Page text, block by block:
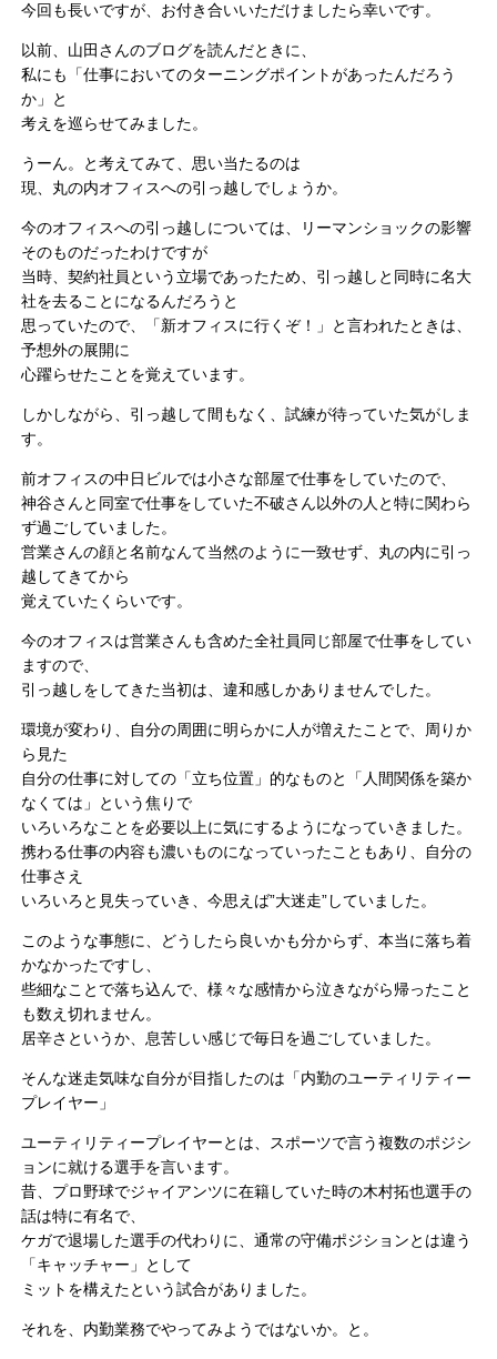
今回も長いですが、お付き合いいただけましたら幸いです。
以前、山田さんのブログを読んだときに、
私にも「仕事においてのターニングポイントがあったんだろう
か」と
考えを巡らせてみました。
うーん。と考えてみて、思い当たるのは
現、丸の内オフィスへの引っ越しでしょうか。
今のオフィスへの引っ越しについては、リーマンショックの影響
そのものだったわけですが
当時、契約社員という立場であったため、引っ越しと同時に名大
社を去ることになるんだろうと
思っていたので、「新オフィスに行くぞ！」と言われたときは、
予想外の展開に
心躍らせたことを覚えています。
しかしながら、引っ越して間もなく、試練が待っていた気がしま
す。
前オフィスの中日ビルでは小さな部屋で仕事をしていたので、
神谷さんと同室で仕事をしていた不破さん以外の人と特に関わら
ず過ごしていました。
営業さんの顔と名前なんて当然のように一致せず、丸の内に引っ
越してきてから
覚えていたくらいです。
今のオフィスは営業さんも含めた全社員同じ部屋で仕事をしてい
ますので、
引っ越しをしてきた当初は、違和感しかありませんでした。
環境が変わり、自分の周囲に明らかに人が増えたことで、周りか
ら見た
自分の仕事に対しての「立ち位置」的なものと「人間関係を築か
なくては」という焦りで
いろいろなことを必要以上に気にするようになっていきました。
携わる仕事の内容も濃いものになっていったこともあり、自分の
仕事さえ
いろいろと見失っていき、今思えば”大迷走”していました。
このような事態に、どうしたら良いかも分からず、本当に落ち着
かなかったですし、
些細なことで落ち込んで、様々な感情から泣きながら帰ったこと
も数え切れません。
居辛さというか、息苦しい感じで毎日を過ごしていました。
そんな迷走気味な自分が目指したのは「内勤のユーティリティー
プレイヤー」
ユーティリティープレイヤーとは、スポーツで言う複数のポジシ
ョンに就ける選手を言います。
昔、プロ野球でジャイアンツに在籍していた時の木村拓也選手の
話は特に有名で、
ケガで退場した選手の代わりに、通常の守備ポジションとは違う
「キャッチャー」として
ミットを構えたという試合がありました。
それを、内勤業務でやってみようではないか。と。